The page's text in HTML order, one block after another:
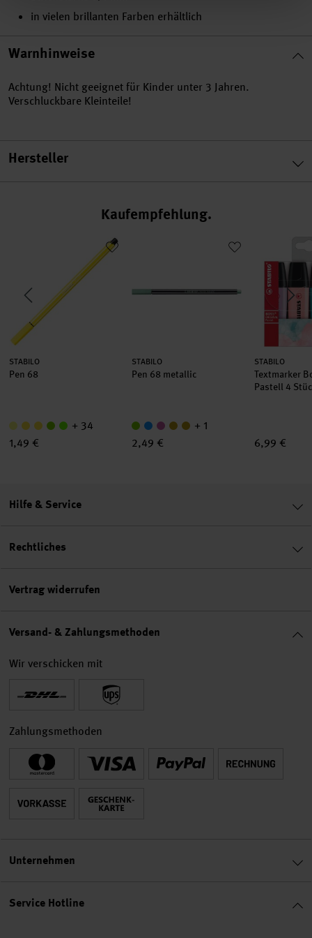
in vielen brillanten Farben erhältlich
Warnhinweise
Achtung! Nicht geeignet für Kinder unter 3 Jahren.
Verschluckbare Kleinteile!
Hersteller
Kaufempfehlung
Hersteller:
STABILO
Pen 68
+ 34
1,49 €
Hersteller:
STABILO
Pen 68 metallic
+ 1
2,49 €
Hersteller:
STABILO
Textmarker
Pastell 4
6,99 €
Service Hotline
Hilfe & Service
Rechtliches
Vertrag widerrufen
Versand- & Zahlungsmethoden
Wir verschicken mit
Zahlungsmethoden
Unternehmen